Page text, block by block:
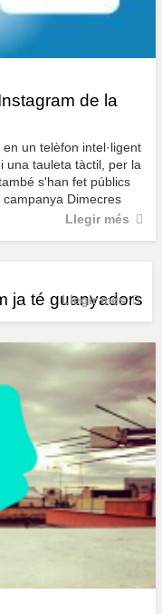
de la
un telèfon intel·ligent
una tauleta tàctil, per la
s'han fet públics
Dimecres
Llegir més
ja té guanyadors
Llegir més